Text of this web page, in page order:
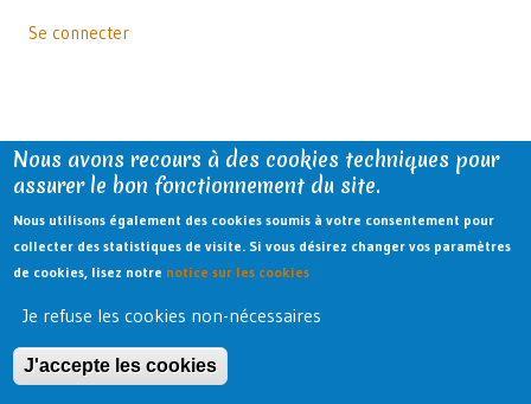
Menu
l'utilisateur
Se connecter
Nous avons recours à des cookies techniques pour
assurer le bon fonctionnement du site.
Nous utilisons également des cookies soumis à votre consentement pour
collecter des statistiques de visite. Si vous désirez changer vos paramètres
de cookies, lisez notre notice sur les cookies
Je refuse les cookies non-nécessaires
J'accepte les cookies